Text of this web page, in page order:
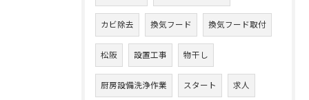
カビ除去 換気フード 換気フード取付
松阪 設置工事 物干し
厨房設備洗浄作業 スタート 求人